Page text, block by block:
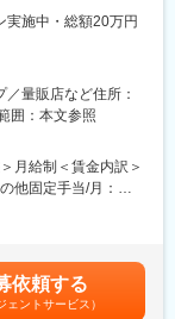
に基づいた丁寧な指
す。
のロールプレイン
できる環境をご用意
徐々に後輩指導やリ
やマーケティング、
るキャリアアップ
施中・総額20万円
／年間休日123日／
績）があり、総合
取扱いコーナーに
ン企画などに積極
なく、店頭で使用
量販店など住所：
囲：本文参照
月給制＜賃金内訳＞
他固定手当/月：
350～800万円スー
万円エリアマネージ
依頼する
ェントサービス）